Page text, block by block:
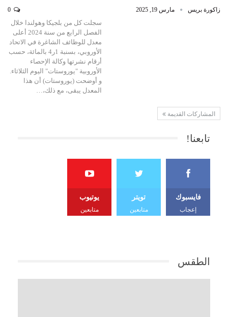
زاكورة بريس مارس 19, 2025
سجلت كل من بلجيكا وهولندا خلال
الفصل الرابع من سنة 2024 أعلى
معدل للوظائف الشاغرة في الاتحاد
الأوروبي، بسنبة 1ر4 بالمائة، حسب
أرقام نشرتها وكالة الإحصاء
الأوروبية "يوروستات" اليوم الثلاثاء.
و أوضحت (يوروستات) أن هذا
المعدل يبقى، مع ذلك،…
المشاركات القديمة
تابعنا!
فايسبوك
إعجاب
تويتر
متابعين
يوتيوب
متابعين
الطقس